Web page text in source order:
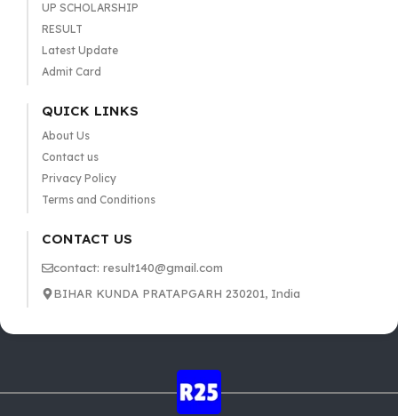
UP SCHOLARSHIP
RESULT
Latest Update
Admit Card
QUICK LINKS
About Us
Contact us
Privacy Policy
Terms and Conditions
CONTACT US
contact: result140@gmail.com
BIHAR KUNDA PRATAPGARH 230201, India